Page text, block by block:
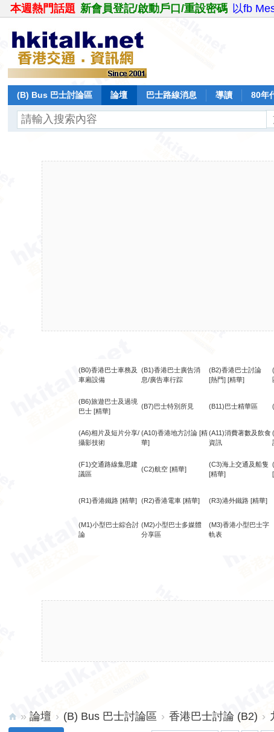
本週熱門話題 新會員登記/啟動戶口/重設密碼 以fb
(B) Bus 巴士討論區 論壇 巴士路線消息 導讀 80年
(B0)香港巴士車務及
車廂設備
(B1)香港巴士廣告消
息/廣告車行踪
(B2)香港巴士討論
[熱門] [精華]
(B6)旅遊巴士及過境
巴士 [精華]
(B7)巴士特別所見 (B11)巴士精華區
(A6)相片及短片分享/
攝影技術
(A10)香港地方討論 [精
華]
(A11)消費著數及飲食
資訊
(F1)交通路線集思建
議區
(C2)航空 [精華]
(C3)海上交通及船隻
[精華]
(R1)香港鐵路 [精華] (R2)香港電車 [精華] (R3)港外鐵路 [精華]
(M1)小型巴士綜合討
論
(M2)小型巴士多媒體
分享區
(M3)香港小型巴士字
軌表
» 論壇 › (B) Bus 巴士討論區 › 香港巴士討論 (B2) ›